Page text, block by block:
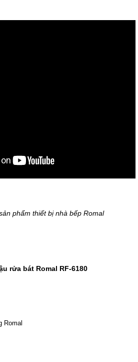
phẩm thiết bị nhà bếp Romal
rửa bát Romal RF-6180
Romal